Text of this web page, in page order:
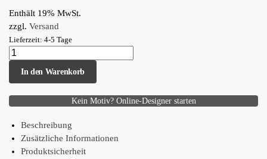
Enthält 19% MwSt.
zzgl. Versand
Lieferzeit: 4-5 Tage
In den Warenkorb
Kein Motiv? Online-Designer starten
Beschreibung
Zusätzliche Informationen
Produktsicherheit